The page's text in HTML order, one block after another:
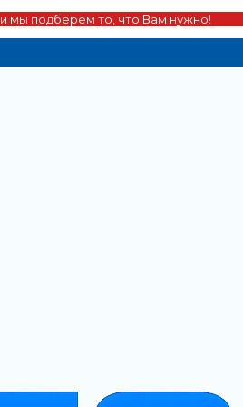
и мы подберем то, что Вам нужно!